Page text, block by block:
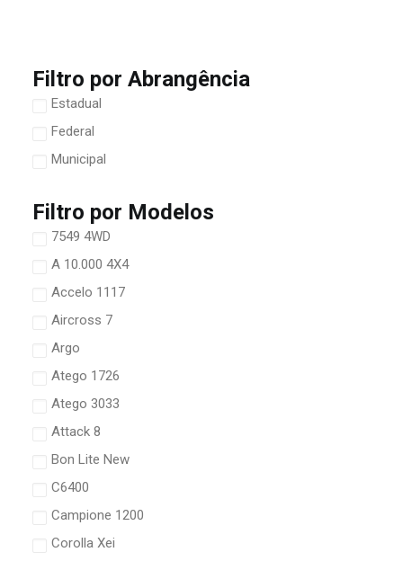
Filtro por Abrangência
Estadual
Federal
Municipal
Filtro por Modelos
7549 4WD
A 10.000 4X4
Accelo 1117
Aircross 7
Argo
Atego 1726
Atego 3033
Attack 8
Bon Lite New
C6400
Campione 1200
Corolla Xei